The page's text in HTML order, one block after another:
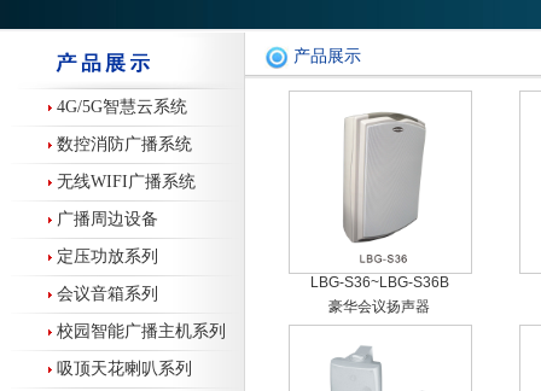
4G/5G智慧云系统
数控消防广播系统
无线WIFI广播系统
广播周边设备
定压功放系列
会议音箱系列
校园智能广播主机系列
吸顶天花喇叭系列
产品展示
LBG-S36~LBG-S36B
豪华会议扬声器